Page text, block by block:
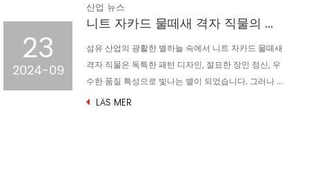
23
2024-09
산업 뉴스
니트 자카드 물떼새 격자 직물의 성형 및 스텐트 공정
섬유 산업의 광활한 별하늘 속에서 니트 자카드 물떼새
격자 직물은 독특한 패턴 디자인, 절묘한 장인 정신, 우
수한 품질 특성으로 빛나는 별이 되었습니다. 그러나 이
별의 광채...
LÄS MER